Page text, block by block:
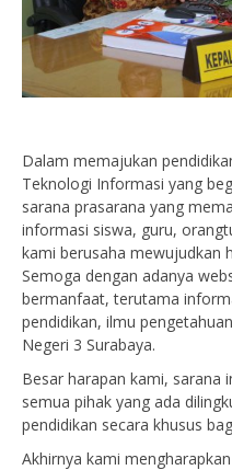
Dalam memajukan
Teknologi Informasi yang
sarana prasarana yang
informasi siswa, guru,
kami berusaha mewujudkan
Semoga dengan adanya
bermanfaat, terutama
pendidikan, ilmu
Negeri 3 Surabaya.
Besar harapan kami, sarana
semua pihak yang ada
pendidikan secara khusus
Akhirnya kami